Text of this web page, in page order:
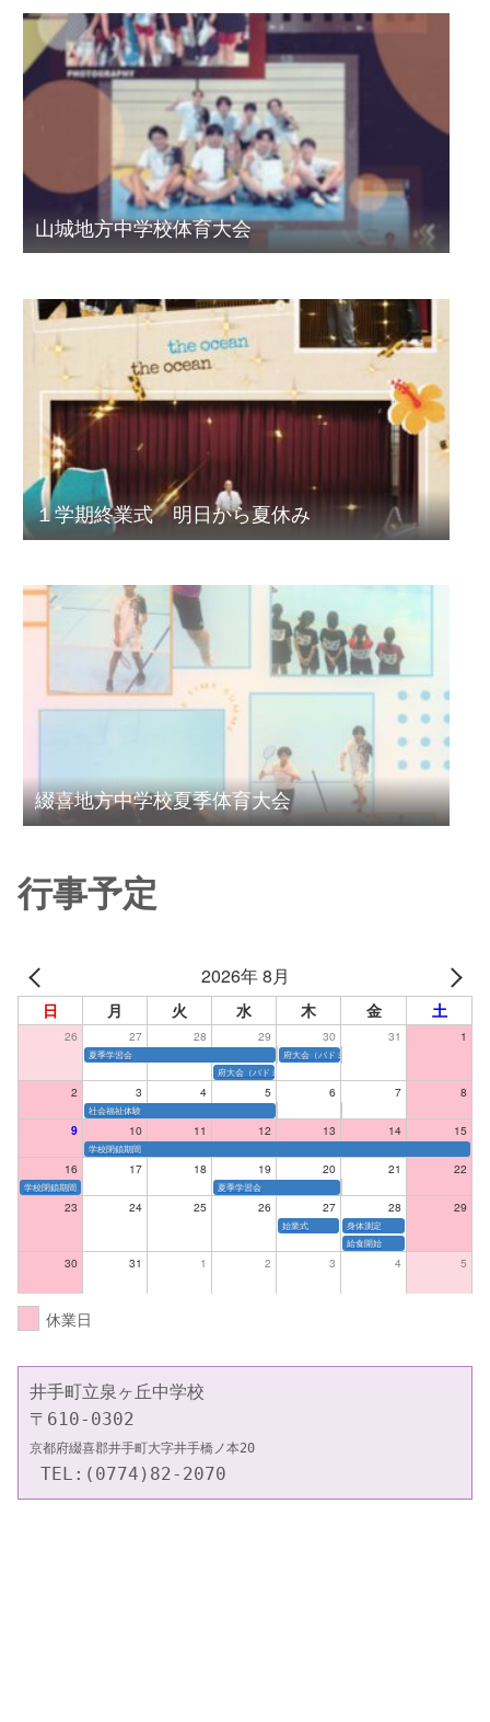
山城地方中学校体育大会
１学期終業式 明日から夏休み
綴喜地方中学校夏季体育大会
行事予定
2026年 8月
日 月 火 水 木 金 土
26 27 28 29 30 31 1
夏季学習会
府大会（バドミントン）個人
府大会（バドミントン）団体
2 3 4 5 6 7 8
社会福祉体験
9 10 11 12 13 14 15
学校閉鎖期間
16 17 18 19 20 21 22
学校閉鎖期間 夏季学習会
23 24 25 26 27 28 29
始業式
身体測定
給食開始
30 31 1 2 3 4 5
休業日
井手町立泉ヶ丘中学校
京都府綴喜郡井手町大字井手橋ノ本20
TEL:(0774)82-2070